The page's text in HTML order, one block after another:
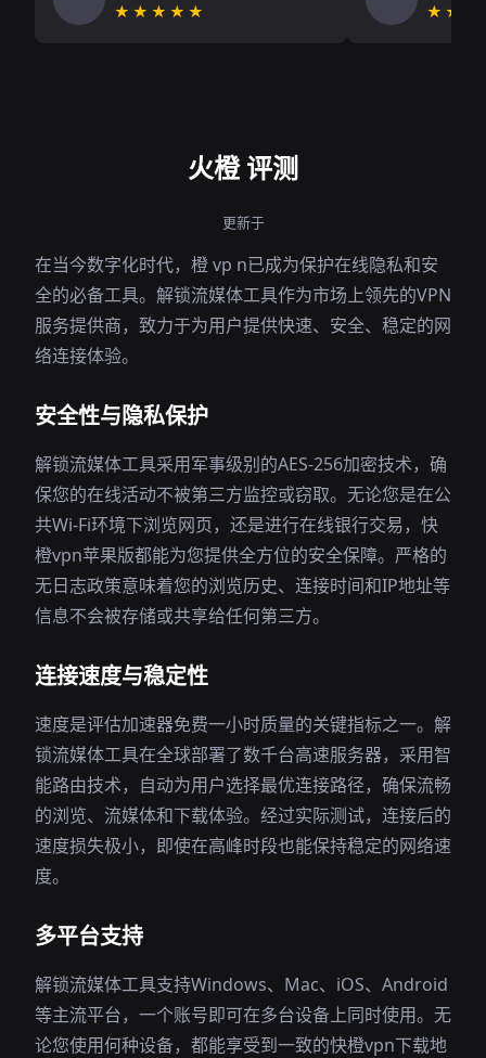
★★★★★
火橙 评测
更新于
在当今数字化时代，橙 vp n已成为保护在线隐私和安
全的必备工具。解锁流媒体工具作为市场上领先的VPN
服务提供商，致力于为用户提供快速、安全、稳定的网
络连接体验。
安全性与隐私保护
解锁流媒体工具采用军事级别的AES-256加密技术，确
保您的在线活动不被第三方监控或窃取。无论您是在公
共Wi-Fi环境下浏览网页，还是进行在线银行交易，快
橙vpn苹果版都能为您提供全方位的安全保障。严格的
无日志政策意味着您的浏览历史、连接时间和IP地址等
信息不会被存储或共享给任何第三方。
连接速度与稳定性
速度是评估加速器免费一小时质量的关键指标之一。解
锁流媒体工具在全球部署了数千台高速服务器，采用智
能路由技术，自动为用户选择最优连接路径，确保流畅
的浏览、流媒体和下载体验。经过实际测试，连接后的
速度损失极小，即使在高峰时段也能保持稳定的网络速
度。
多平台支持
解锁流媒体工具支持Windows、Mac、iOS、Android
等主流平台，一个账号即可在多台设备上同时使用。无
论您使用何种设备，都能享受到一致的快橙vpn下载地